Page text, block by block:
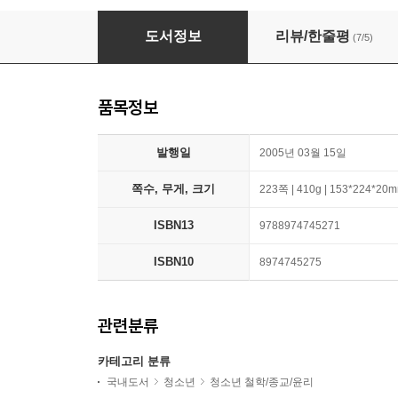
도서정보 리뷰/한줄평 (7/5)
품목정보
발행일 2005년 03월 15일
쪽수, 무게, 크기 223쪽 | 410g |
ISBN13 9788974745271
ISBN10 8974745275
관련분류
카테고리 분류
국내도서 청소년 청소년 철학/종교/윤리